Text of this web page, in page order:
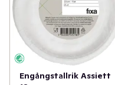
Engångstallrik Assiett